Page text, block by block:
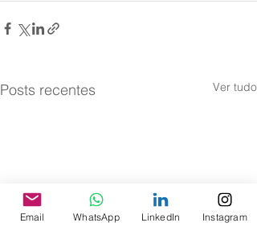
Posts recentes Ver tudo
Email WhatsApp LinkedIn Instagram